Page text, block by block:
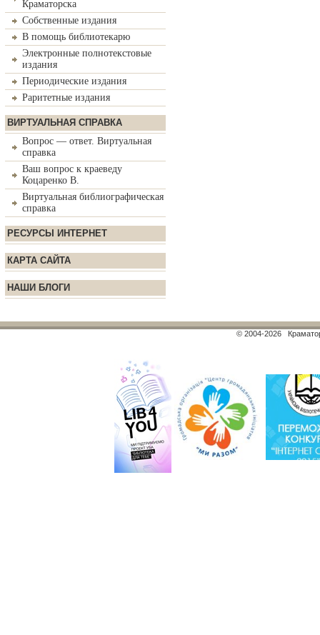
Краматорска
Собственные издания
В помощь библиотекарю
Электронные полнотекстовые
издания
Периодические издания
Раритетные издания
ВИРТУАЛЬНАЯ СПРАВКА
Вопрос — ответ. Виртуальная
справка
Ваш вопрос к краеведу
Коцаренко В.
Виртуальная библиографическая
справка
РЕСУРСЫ ИНТЕРНЕТ
КАРТА САЙТА
НАШИ БЛОГИ
© 2004-2026